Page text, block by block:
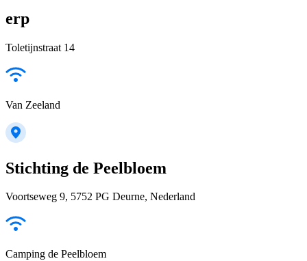
erp
Toletijnstraat 14
Van Zeeland
Stichting de Peelbloem
Voortseweg 9, 5752 PG Deurne, Nederland
Camping de Peelbloem